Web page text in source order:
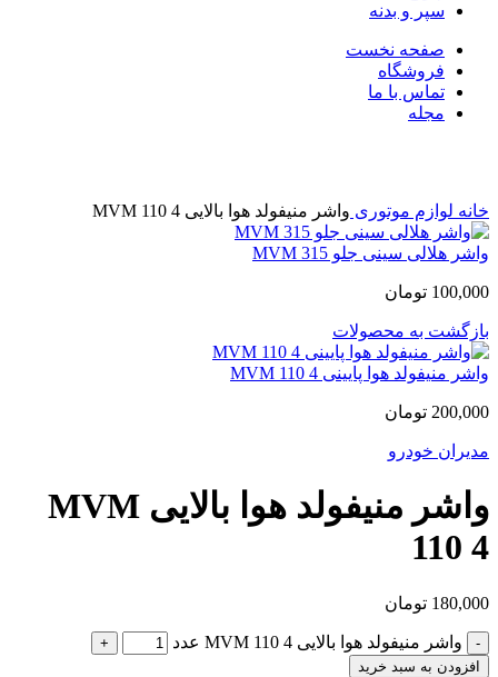
سپر و بدنه
صفحه نخست
فروشگاه
تماس با ما
مجله
خانه لوازم موتوری واشر منیفولد هوا بالایی MVM 110 4
واشر هلالی سینی جلو MVM 315
100,000 تومان
بازگشت به محصولات
واشر منیفولد هوا پایینی MVM 110 4
200,000 تومان
مدیران خودرو
واشر منیفولد هوا بالایی MVM
110 4
180,000 تومان
واشر منیفولد هوا بالایی MVM 110 4 عدد
افزودن به سبد خرید